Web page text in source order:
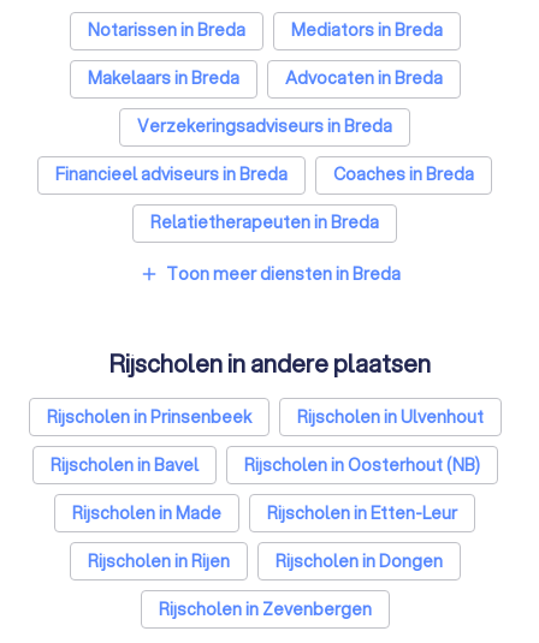
Notarissen in Breda
Mediators in Breda
Makelaars in Breda
Advocaten in Breda
Verzekeringsadviseurs in Breda
Financieel adviseurs in Breda
Coaches in Breda
Relatietherapeuten in Breda
Psychologen in Breda
Belastingadviseurs in Breda
Personal trainers in Breda
Diëtisten in Breda
add Toon meer diensten in Breda
Rijscholen in andere plaatsen
Rijscholen in Prinsenbeek
Rijscholen in Ulvenhout
Rijscholen in Bavel
Rijscholen in Oosterhout (NB)
Rijscholen in Made
Rijscholen in Etten-Leur
Rijscholen in Rijen
Rijscholen in Dongen
Rijscholen in Zevenbergen